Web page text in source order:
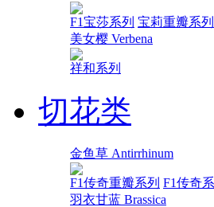
F1宝莎系列 宝莉重瓣系列
美女樱 Verbena
祥和系列
切花类
金鱼草 Antirrhinum
F1传奇重瓣系列 F1传奇
羽衣甘蓝 Brassica